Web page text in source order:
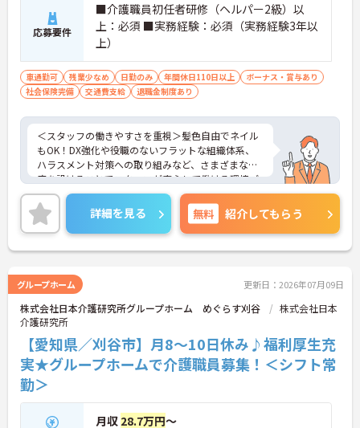
応募要件
■介護職員初任者研修（ヘルパー2級）以
上：必須 ■実務経験：必須（実務経験3年以
上）
車通勤可 残業少なめ 日勤のみ 年間休日110日以上
ボーナス・賞与あり
社会保険完備
交通費支給 退職金制度あり
＜スタッフの働きやすさを重視＞髪色自由でネイル
もOK！DX強化や役職のないフラットな組織体系、
ハラスメント対策への取り組みなど、さまざまな制
度を設けることでスタッフが安心して働ける環境づ
くりに取り組まれています。
＜ライフスタイルに合わせた勤務形態＞夜勤ありの
シフト常勤、日勤専従、夜勤専従といったさまざま
な働き方が設定されている法人です。
＜チームで連携しながらのお仕事＞一人ひとりが主
野は互いで補い合うなど、チームとしてしっかりと
連携を取りながら日々の業務に努められています。
ご興味のある方には、面接対策ポイント等、さらに
詳細をお話ししますのでお気軽にご相談ください！
詳細を見る 無料 紹介してもらう
グループホーム 更新日：2026年07月09日
株式会社日本介護研究所グループホーム めぐらす刈谷
株式会社日本
介護研究所
【愛知県／刈谷市】月8～10日休み♪福利厚生充
実★グループホームで介護職員募集！＜シフト常
勤＞
月収 28.7万円～